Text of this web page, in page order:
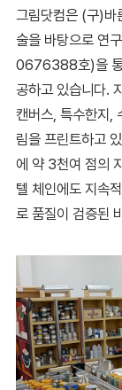
그림닷컴은 (구)바
술을 바탕으로 연
0676388호)을 통
공하고 있습니다.
캔버스, 특수한지,
림을 프린트하고
에 약 3천여 점의
텔 체인에도 지속
로 품질이 검증된